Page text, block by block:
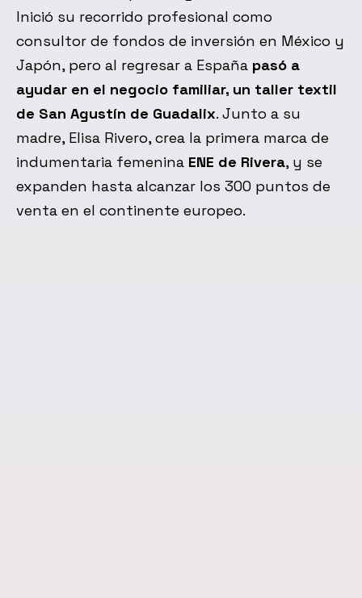
Inició su recorrido profesional como
consultor de fondos de inversión en México y
Japón, pero al regresar a España pasó a
ayudar en el negocio familiar, un taller textil
de San Agustín de Guadalix. Junto a su
madre, Elisa Rivero, crea la primera marca de
indumentaria femenina ENE de Rivera, y se
expanden hasta alcanzar los 300 puntos de
venta en el continente europeo.